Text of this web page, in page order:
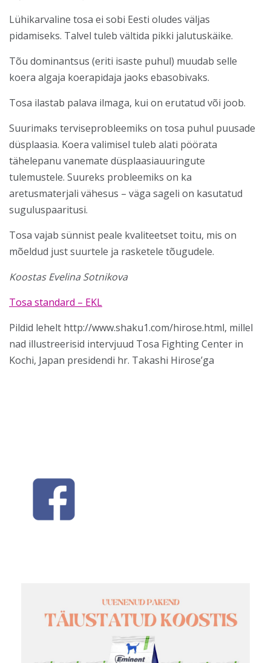
Lühikarvaline tosa ei sobi Eesti oludes väljas
pidamiseks. Talvel tuleb vältida pikki jalutuskäike.
Tõu dominantsus (eriti isaste puhul) muudab selle
koera algaja koerapidaja jaoks ebasobivaks.
Tosa ilastab palava ilmaga, kui on erutatud või joob.
Suurimaks terviseprobleemiks on tosa puhul puusade
düsplaasia. Koera valimisel tuleb alati pöörata
tähelepanu vanemate düsplaasiauuringute
tulemustele. Suureks probleemiks on ka
aretusmaterjali vähesus – väga sageli on kasutatud
suguluspaaritusi.
Tosa vajab sünnist peale kvaliteetset toitu, mis on
mõeldud just suurtele ja rasketele tõugudele.
Koostas Evelina Sotnikova
Tosa standard – EKL
Pildid lehelt http://www.shaku1.com/hirose.html, millel
nad illustreerisid intervjuud Tosa Fighting Center in
Kochi, Japan presidendi hr. Takashi Hirose’ga